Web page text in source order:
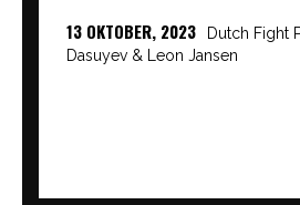
13 OKTOBER, 2023
Dutch Fight
Dasuyev & Leon Jansen